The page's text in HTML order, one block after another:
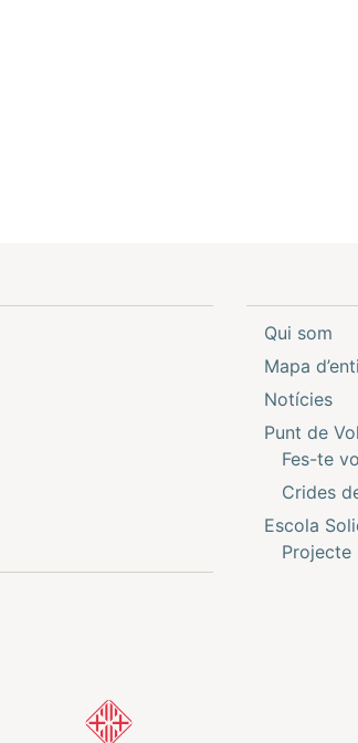
Qui som
Mapa
Notícies
Punt de
Fes-te
Crides
Escola
Projecte